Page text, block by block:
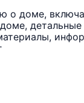
доме,